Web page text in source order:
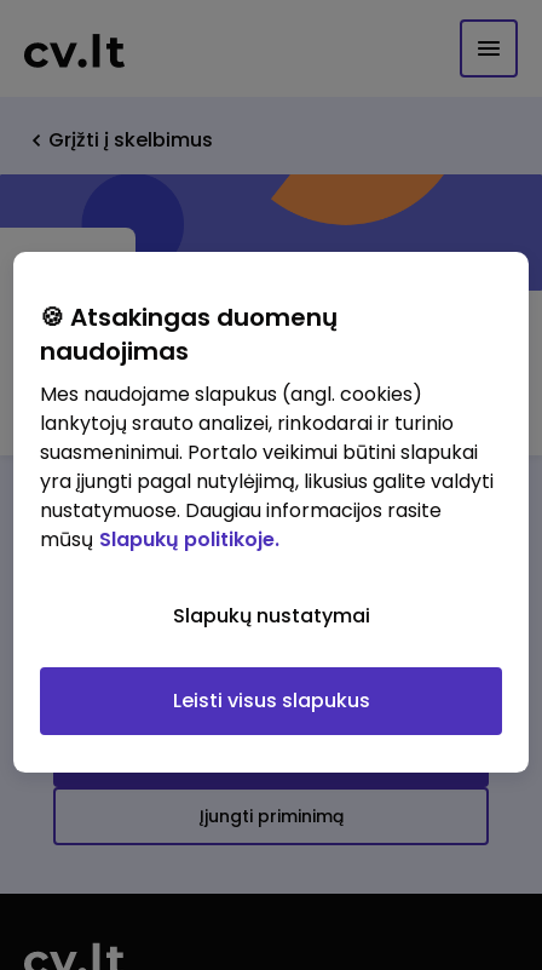
Grįžti į skelbimus
IVO ir ko
Darbo pasiūlymaiApie musPrivalumai
darbo pasiūlymų
Įjungti priminimą
🍪 Atsakingas duomenų
naudojimas
Mes naudojame slapukus (angl. cookies)
lankytojų srauto analizei, rinkodarai ir turinio
suasmeninimui. Portalo veikimui būtini slapukai
yra įjungti pagal nutylėjimą, likusius galite valdyti
nustatymuose. Daugiau informacijos rasite
mūsų Slapukų politikoje.
Slapukų nustatymai
Leisti visus slapukus